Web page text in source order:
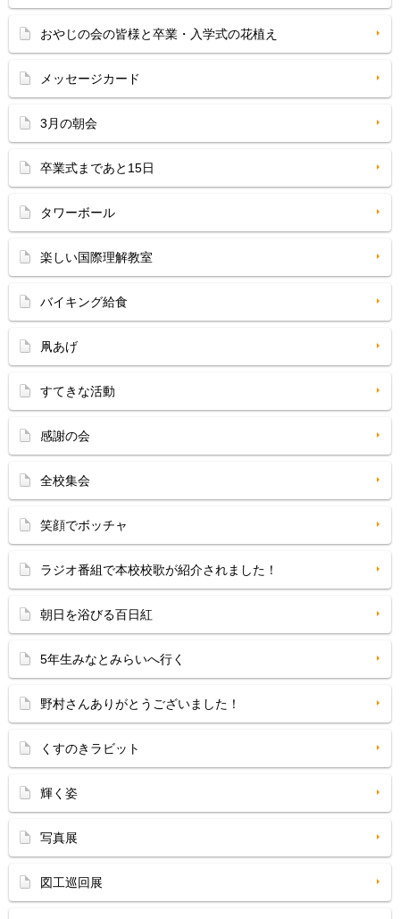
おやじの会の皆様と卒業・入学式の花植え
メッセージカード
3月の朝会
卒業式まであと15日
タワーボール
楽しい国際理解教室
バイキング給食
凧あげ
すてきな活動
感謝の会
全校集会
笑顔でボッチャ
ラジオ番組で本校校歌が紹介されました！
朝日を浴びる百日紅
5年生みなとみらいへ行く
野村さんありがとうございました！
くすのきラビット
輝く姿
写真展
図工巡回展